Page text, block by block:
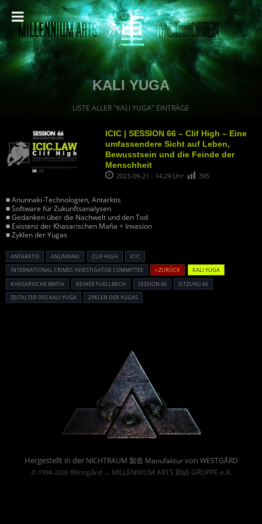
KALI YUGA
LISTE ALLER "KALI YUGA" EINTRÄGE
ICIC | SESSION 66 – Clif High – Eine
umfassendere Sicht auf Leben,
Bewusstsein und die Feinde der
Menschheit
2023-09-21 - 14:29 Uhr 395
■ Anunnaki-Technologien, Antarktis
■ Software für Zukunftsanalysen
■ Gedanken über die Nachwelt und den Tod
■ Existenz der Khasarischen Mafia + Invasion
■ Zyklen der Yugas
ANTARKTIS ANUNNAKI CLIF HIGH
ICIC
INTERNATIONAL CRIMES INVESTIGATIVE COMMITTEE
« ZURÜCK
KALI YUGA
KHASARISCHE MAFIA
REINER FUELLMICH SESSION 66
SITZUNG 66
ZEITALTER DES KALI YUGA
ZYKLEN DER YUGAS
Hergestellt in der NICHTRAUM 製造 Manufakturvon WESTGÅRD
© 1994-2026 Westgård→ MILLENNIUM ARTS 勤続 GRUPPE e.K.
Powered By :